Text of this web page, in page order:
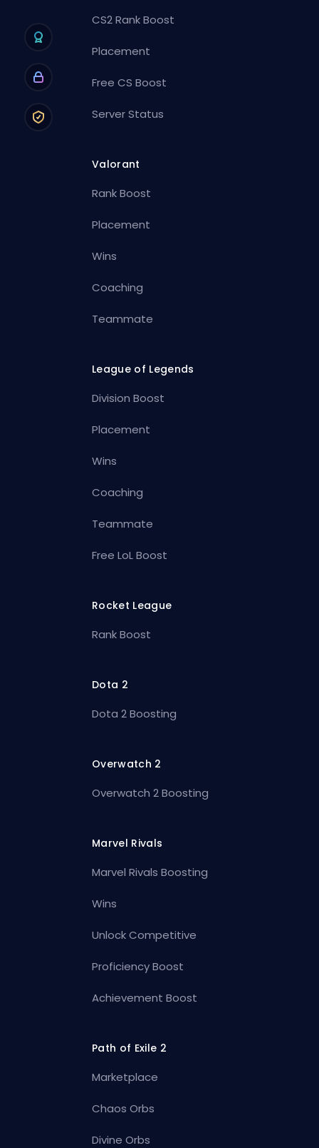
CS2 Rank Boost
Placement
Free CS Boost
Server Status
Valorant
Rank Boost
Placement
Wins
Coaching
Teammate
League of Legends
Division Boost
Placement
Wins
Coaching
Teammate
Free LoL Boost
Rocket League
Rank Boost
Dota 2
Dota 2 Boosting
Overwatch 2
Overwatch 2 Boosting
Marvel Rivals
Marvel Rivals Boosting
Wins
Unlock Competitive
Proficiency Boost
Achievement Boost
Path of Exile 2
Marketplace
Chaos Orbs
Divine Orbs